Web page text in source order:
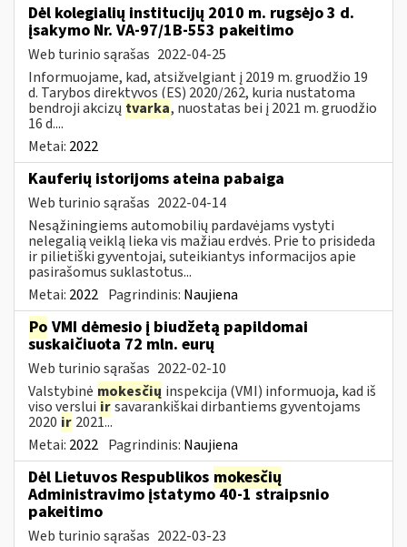
Dėl kolegialių institucijų 2010 m. rugsėjo 3 d.
įsakymo Nr. VA-97/1B-553 pakeitimo
Web turinio sąrašas 2022-04-25
Informuojame, kad, atsižvelgiant į 2019 m. gruodžio 19
d. Tarybos direktyvos (ES) 2020/262, kuria nustatoma
bendroji akcizų tvarka, nuostatas bei į 2021 m. gruodžio
16 d....
Metai: 2022
Kauferių istorijoms ateina pabaiga
Web turinio sąrašas 2022-04-14
Nesąžiningiems automobilių pardavėjams vystyti
nelegalią veiklą lieka vis mažiau erdvės. Prie to prisideda
ir pilietiški gyventojai, suteikiantys informacijos apie
pasirašomus suklastotus...
Metai: 2022 Pagrindinis: Naujiena
Po VMI dėmesio į biudžetą papildomai
suskaičiuota 72 mln. eurų
Web turinio sąrašas 2022-02-10
Valstybinė mokesčių inspekcija (VMI) informuoja, kad iš
viso versluiirsavarankiškai dirbantiems gyventojams
2020 ir 2021...
Metai: 2022 Pagrindinis: Naujiena
Dėl Lietuvos Respublikos mokesčių
Administravimo įstatymo 40-1 straipsnio
pakeitimo
Web turinio sąrašas 2022-03-23